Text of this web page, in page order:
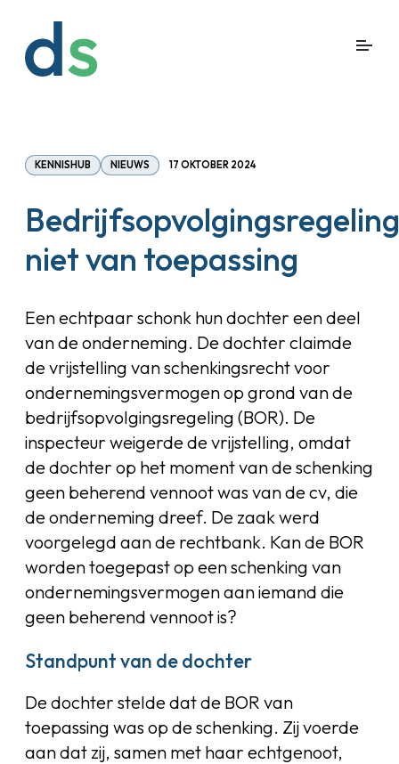
KENNISHUB NIEUWS 17 OKTOBER 2024
Bedrijfsopvolgingsregeling
niet van toepassing
Een echtpaar schonk hun dochter een deel
van de onderneming. De dochter claimde
de vrijstelling van schenkingsrecht voor
ondernemingsvermogen op grond van de
bedrijfsopvolgingsregeling (BOR). De
inspecteur weigerde de vrijstelling, omdat
de dochter op het moment van de schenking
geen beherend vennoot was van de cv, die
de onderneming dreef. De zaak werd
voorgelegd aan de rechtbank. Kan de BOR
worden toegepast op een schenking van
ondernemingsvermogen aan iemand die
geen beherend vennoot is?
Standpunt van de dochter
De dochter stelde dat de BOR van
toepassing was op de schenking. Zij voerde
aan dat zij, samen met haar echtgenoot,